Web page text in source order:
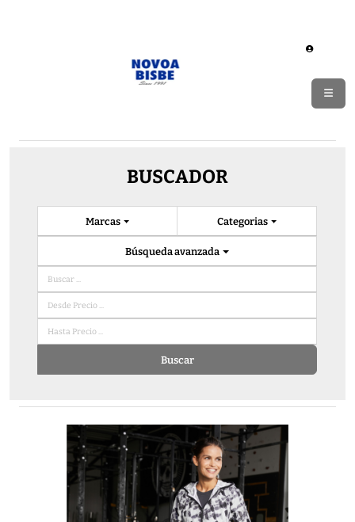
BUSCADOR
Categorias
Marcas
Búsqueda avanzada
Buscar